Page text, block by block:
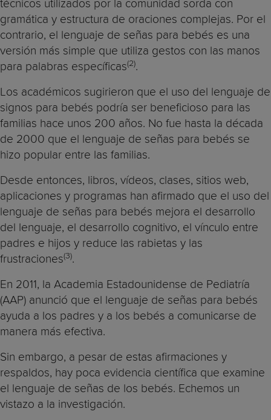
técnicos utilizados por la comunidad sorda con
gramática y estructura de oraciones complejas. Por el
contrario, el lenguaje de señas para bebés es una
versión más simple que utiliza gestos con las manos
para palabras específicas(2).
Los académicos sugirieron que el uso del lenguaje de
signos para bebés podría ser beneficioso para las
familias hace unos 200 años. No fue hasta la década
de 2000 que el lenguaje de señas para bebés se
hizo popular entre las familias.
Desde entonces, libros, vídeos, clases, sitios web,
aplicaciones y programas han afirmado que el uso del
lenguaje de señas para bebés mejora el desarrollo
del lenguaje, el desarrollo cognitivo, el vínculo entre
padres e hijos y reduce las rabietas y las
frustraciones(3).
En 2011, la Academia Estadounidense de Pediatría
(AAP) anunció que el lenguaje de señas para bebés
ayuda a los padres y a los bebés a comunicarse de
manera más efectiva.
Sin embargo, a pesar de estas afirmaciones y
respaldos, hay poca evidencia científica que examine
el lenguaje de señas de los bebés. Echemos un
vistazo a la investigación.